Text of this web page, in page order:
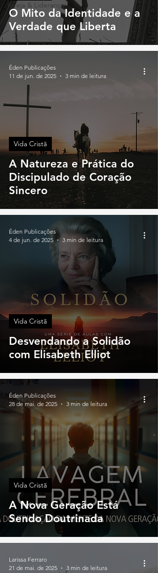
Igreja & Liderança
O Mito da Identidade e a
Verdade que Liberta
A Natureza e Prática do
Discipulado de Coração
Sincero
Vida Cristã
Éden Publicações
11 de jun. de 2025
3 min de leitura
Desvendando a Solidão
com Elisabeth Elliot
Vida Cristã
Éden Publicações
4 de jun. de 2025
3 min de leitura
A Nova Geração Está
Sendo Doutrinada
Vida Cristã
Éden Publicações
28 de mai. de 2025
3 min de leitura
Larissa Ferraro
21 de mai. de 2025
3 min de leitura